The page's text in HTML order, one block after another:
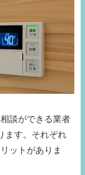
談ができる業者
ます。それぞれ
ットがありま